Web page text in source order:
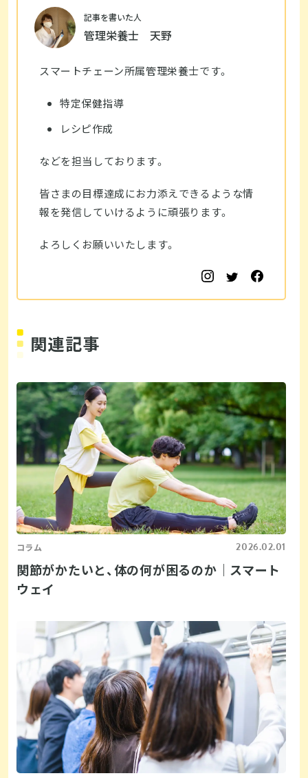
記事を書いた人
管理栄養士 天野
スマートチェーン所属管理栄養士です。
特定保健指導
レシピ作成
などを担当しております。
皆さまの目標達成にお力添えできるような情
報を発信していけるように頑張ります。
よろしくお願いいたします。
関連記事
コラム 2026.02.01
関節がかたいと、体の何が困るのか｜スマート
ウェイ